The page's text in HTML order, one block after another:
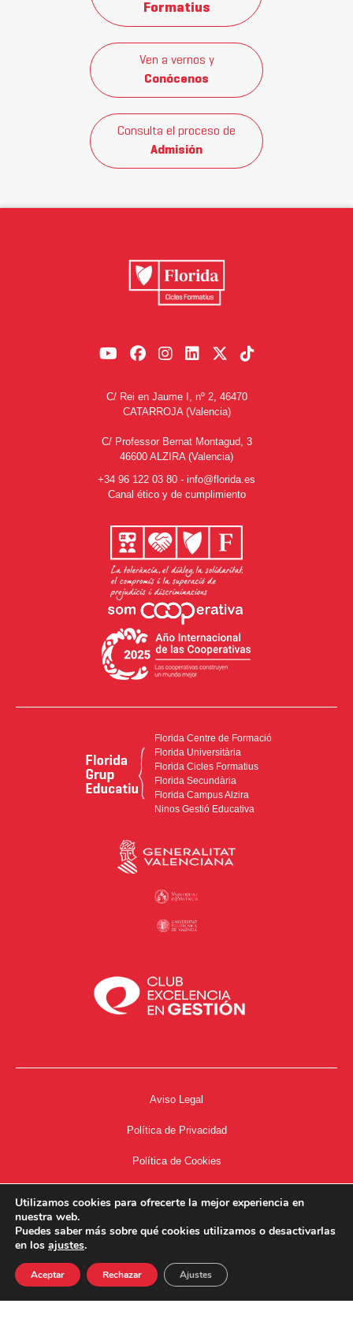
Formatius
Ven a vernos y
Conócenos
Consulta el proceso de
Admisión
C/ Rei en Jaume I, nº 2, 46470
CATARROJA (Valencia)
C/ Professor Bernat Montagud, 3
46600 ALZIRA (Valencia)
+34 96 122 03 80 - info@florida.es
Canal ético y de cumplimiento
Florida Centre de Formació
Florida Universitària
Florida Cicles Formatius
Florida Secundària
Florida Campus Alzira
Ninos Gestió Educativa
Aviso Legal
Política de Privacidad
Política de Cookies
34667504662
Utilizamos cookies para ofrecerte la mejor experiencia en
nuestra web.
Puedes saber más sobre qué cookies utilizamos o desactivarlas
en los ajustes.
Aceptar Rechazar Ajustes